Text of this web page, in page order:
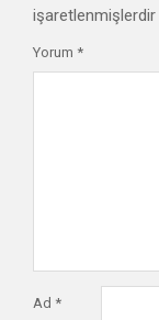
işaretlenmişlerdir
Yorum *
Ad *